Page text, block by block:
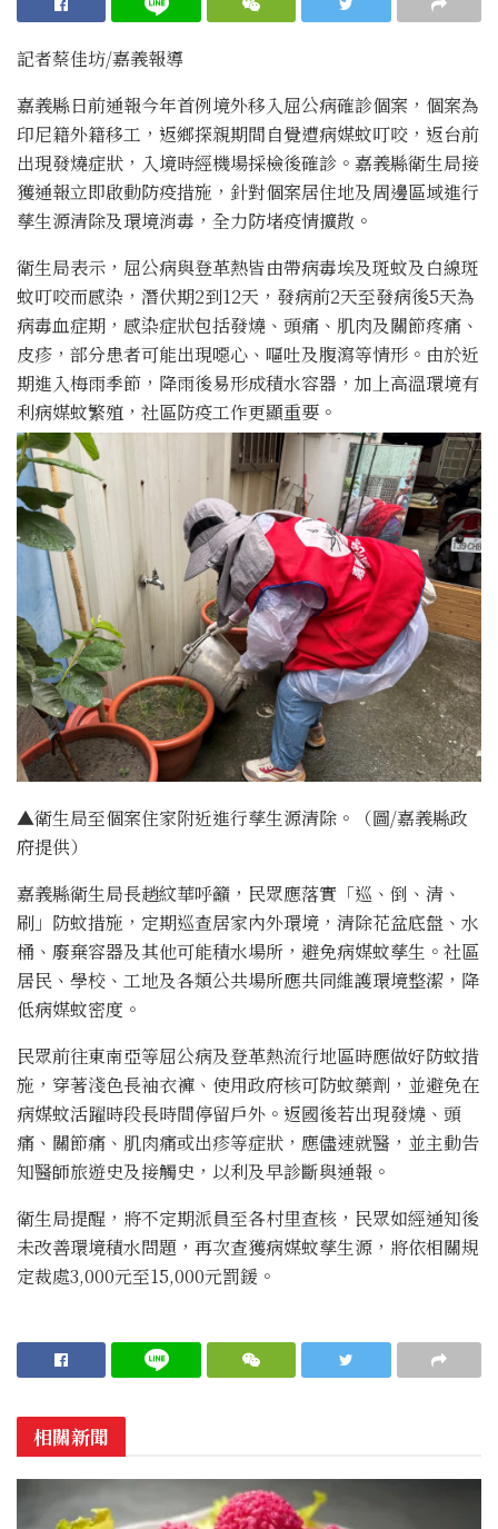
記者蔡佳坊/嘉義報導
嘉義縣日前通報今年首例境外移入屈公病確診個案，個案為
印尼籍外籍移工，返鄉探親期間自覺遭病媒蚊叮咬，返台前
出現發燒症狀，入境時經機場採檢後確診。嘉義縣衛生局接
獲通報立即啟動防疫措施，針對個案居住地及周邊區域進行
孳生源清除及環境消毒，全力防堵疫情擴散。
衛生局表示，屈公病與登革熱皆由帶病毒埃及斑蚊及白線斑
蚊叮咬而感染，潛伏期2到12天，發病前2天至發病後5天為
病毒血症期，感染症狀包括發燒、頭痛、肌肉及關節疼痛、
皮疹，部分患者可能出現噁心、嘔吐及腹瀉等情形。由於近
期進入梅雨季節，降雨後易形成積水容器，加上高溫環境有
利病媒蚊繁殖，社區防疫工作更顯重要。
▲衛生局至個案住家附近進行孳生源清除。（圖/嘉義縣政
府提供）
嘉義縣衛生局長趙紋華呼籲，民眾應落實「巡、倒、清、
刷」防蚊措施，定期巡查居家內外環境，清除花盆底盤、水
桶、廢棄容器及其他可能積水場所，避免病媒蚊孳生。社區
居民、學校、工地及各類公共場所應共同維護環境整潔，降
低病媒蚊密度。
民眾前往東南亞等屈公病及登革熱流行地區時應做好防蚊措
施，穿著淺色長袖衣褲、使用政府核可防蚊藥劑，並避免在
病媒蚊活躍時段長時間停留戶外。返國後若出現發燒、頭
痛、關節痛、肌肉痛或出疹等症狀，應儘速就醫，並主動告
知醫師旅遊史及接觸史，以利及早診斷與通報。
衛生局提醒，將不定期派員至各村里查核，民眾如經通知後
未改善環境積水問題，再次查獲病媒蚊孳生源，將依相關規
定裁處3,000元至15,000元罰鍰。
相關新聞